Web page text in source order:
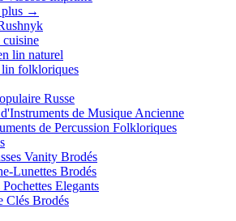
→
cuisine
lin naturel
lin folkloriques
Russe
de Musique Ancienne
de Percussion Folkloriques
Vanity Brodés
Lunettes Brodés
Pochettes Elegants
Clés Brodés